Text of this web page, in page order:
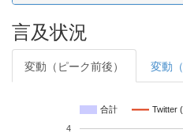
言及状況
変動（ピーク前後） 変動
合計 Twitter
4